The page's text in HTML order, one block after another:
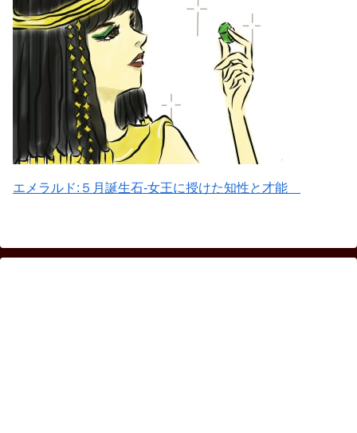
エメラルド:５月誕生石-女王に授けた知性と才能